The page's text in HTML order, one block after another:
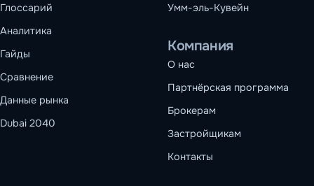
Глоссарий
Аналитика
Гайды
Сравнение
Данные рынка
Dubai 2040
Умм-эль-Кувейн
Компания
О нас
Партнёрская программа
Брокерам
Застройщикам
Контакты